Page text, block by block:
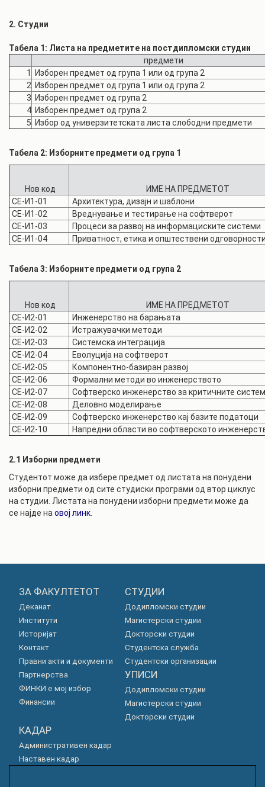
2. Студии
Табела 1: Листа на предметите на постдипломски студии
предмети
1
Изборен предмет од група 1 или од група 2
2 Изборен предмет од група 1 или од група 2
3 Изборен предмет од група 2
4 Изборен предмет од група 2
5 Избор од универзитетската листа слободни предмети
Табела 2: Изборните предмети од група 1
Нов код
ИМЕ НА ПРЕДМЕТОТ
СЕ-И1-01
Архитектура, дизајн и шаблони
СЕ-И1-02
Вреднување и тестирање на софтверот
СЕ-И1-03
Процеси за развој на информациските системи
СЕ-И1-04
Приватност, етика и општествени
Табела 3: Изборните предмети од група 2
Нов код
ИМЕ НА ПРЕДМЕТОТ
СЕ-И2-01
Инженерство на барањата
СЕ-И2-02
Истражувачки методи
СЕ-И2-03
Системска интеграција
СЕ-И2-04
Еволуција на софтверот
СЕ-И2-05
Компонентно-базиран развој
СЕ-И2-06
Формални методи во инженерството
СЕ-И2-07
Софтверско инженерство за критичните
СЕ-И2-08
Деловно моделирање
СЕ-И2-09
Софтверско инженерство кај базите податоци
СЕ-И2-10
Напредни области во софтверското
2.1 Изборни предмети
Студентот може да избере предмет од листата на понудени
изборни предмети од сите студиски програми од втор циклус
на студии. Листата на понудени изборни предмети може да
се најде на овој линк
ЗА ФАКУЛТЕТОТ
Деканат
Институти
Историјат
Контакт
Правни акти и документи
Партнерства
ФИНКИ е мој избор
Финансии
СТУДИИ
Додипломски студии
Магистерски студии
Докторски студии
Студентска служба
Студентски организации
УПИСИ
Додипломски студии
Магистерски студии
Докторски студии
КАДАР
Административен кадар
Наставен кадар